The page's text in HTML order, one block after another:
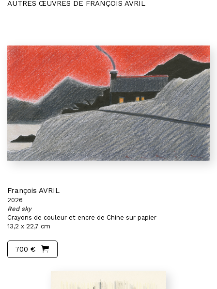
AUTRES ŒUVRES DE FRANÇOIS AVRIL
François AVRIL
2026
Red sky
Crayons de couleur et encre de Chine sur papier
13,2 x 22,7 cm
700 €